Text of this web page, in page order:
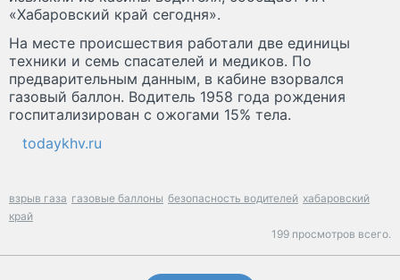
«Хабаровский край сегодня».
На месте происшествия работали две единицы
техники и семь спасателей и медиков. По
предварительным данным, в кабине взорвался
газовый баллон. Водитель 1958 года рождения
госпитализирован с ожогами 15% тела.
todaykhv.ru
взрыв газа газовые баллоны безопасность водителей хабаровский
край
199 просмотров всего.